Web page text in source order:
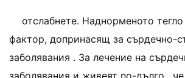
отслабнете. Наднорменото
фактор, допринасящ за сърдечно-
заболявания . За лечение на
заболявания и живеят по-дълго ,